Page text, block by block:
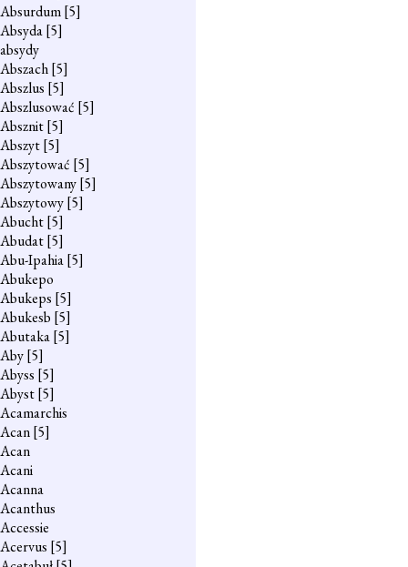
Absurdum[5]
Absyda[5]
absydy
Abszach[5]
Abszlus [5]
Abszlusować [5]
Absznit[5]
Abszyt[5]
Abszytować [5]
Abszytowany[5]
Abszytowy[5]
Abucht[5]
Abudat[5]
Abu-Ipahia[5]
Abukepo
Abukeps [5]
Abukesb [5]
Abutaka[5]
Aby[5]
Abyss [5]
Abyst[5]
Acamarchis
Acan[5]
Acan
Acani
Acanna
Acanthus
Accessie
Acervus [5]